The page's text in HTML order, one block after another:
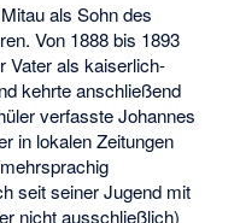
als Sohn des
Von 1888 bis 1893
Vater als kaiserlich-
kehrte anschließend
verfasste Johannes
in lokalen Zeitungen
mehrsprachig
seit seiner Jugend mit
nicht ausschließlich)